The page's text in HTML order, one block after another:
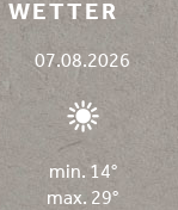
WETTER
07.08.2026
min. 14°
max. 29°